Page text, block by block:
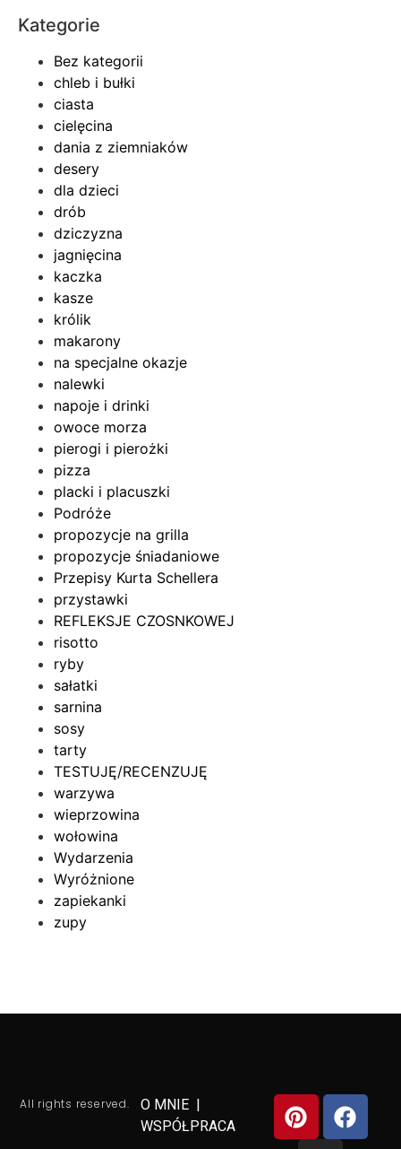
Kategorie
Bez kategorii
chleb i bułki
ciasta
cielęcina
dania z ziemniaków
desery
dla dzieci
drób
dziczyzna
jagnięcina
kaczka
kasze
królik
makarony
na specjalne okazje
nalewki
napoje i drinki
owoce morza
pierogi i pierożki
pizza
placki i placuszki
Podróże
propozycje na grilla
propozycje śniadaniowe
Przepisy Kurta Schellera
przystawki
REFLEKSJE CZOSNKOWEJ
risotto
ryby
sałatki
sarnina
sosy
tarty
TESTUJĘ/RECENZUJĘ
warzywa
wieprzowina
wołowina
Wydarzenia
Wyróżnione
zapiekanki
zupy
All rights reserved. O MNIE |
WSPÓŁPRACA